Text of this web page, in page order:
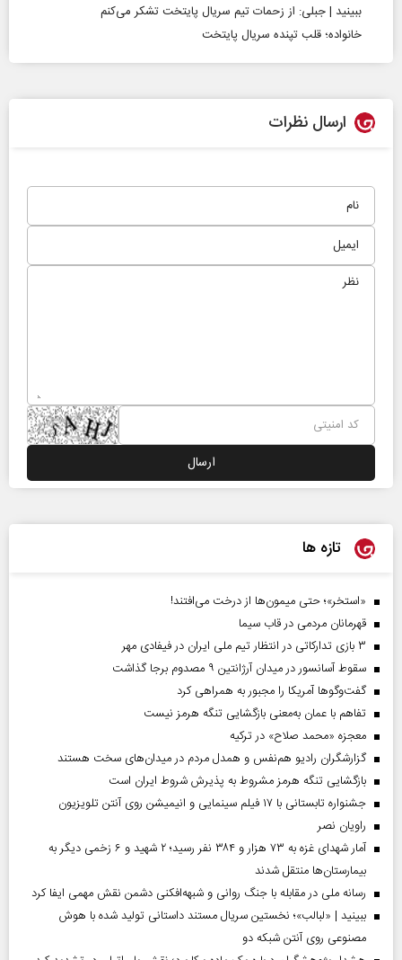
ببینید | جبلی: از زحمات تیم سریال پایتخت تشکر می‌کنم
خانواده؛ قلب تپنده سریال پایتخت
ارسال نظرات
تازه ها
«استخر»‌‌؛ حتی میمون‌ها از درخت می‌افتند!
قهرمانان مردمی در قاب سیما
۳ بازی تدارکاتی در انتظار تیم ملی ایران در فیفادی مهر
سقوط آسانسور در میدان آرژانتین ۹ مصدوم برجا گذاشت
گفت‌وگوها آمریکا را مجبور به همراهی کرد
تفاهم با عمان به‌معنی بازگشایی تنگه هرمز نیست
معجزه «محمد صلاح» در ترکیه
گزارشگران رادیو هم‌نفس و همدل مردم در میدان‌های سخت هستند
بازگشایی تنگه هرمز مشروط به پذیرش شروط ایران است
جشنواره تابستانی با ۱۷ فیلم سینمایی و انیمیشن روی آنتن تلویزیون
راویان نصر
آمار شهدای غزه به ۷۳ هزار و ۳۸۴ نفر رسید؛ ۲ شهید و ۶ زخمی دیگر به
بیمارستان‌ها منتقل شدند
رسانه ملی در مقابله با جنگ روانی و شبهه‌افکنی دشمن نقش مهمی ایفا کرد
ببینید | «لبالب»؛ نخستین سریال مستند داستانی تولید شده با هوش
مصنوعی روی آنتن شبکه دو